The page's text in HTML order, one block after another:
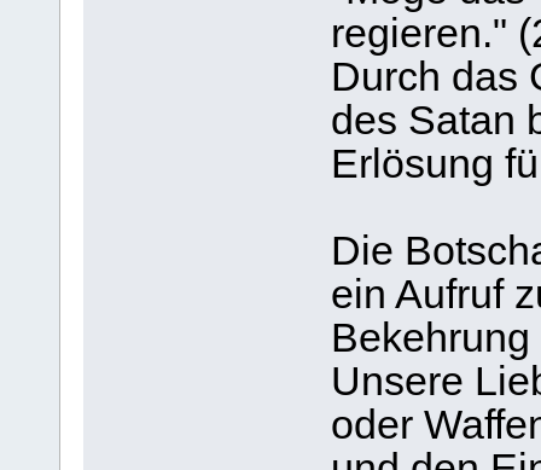
regieren."
Durch das
des Satan
Erlösung
Die
ein Aufruf
Unsere
oder